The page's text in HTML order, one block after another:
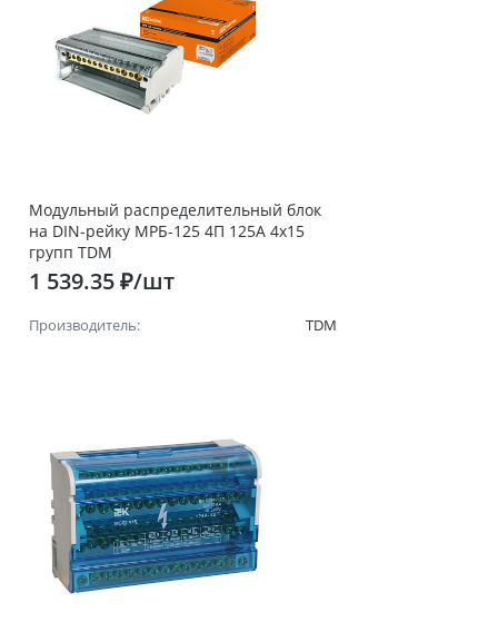
Модульный распределительный блок
на DIN-рейку МРБ-125 4П 125А 4х15
групп TDM
1 539.35 ₽/шт
Производитель: TDM